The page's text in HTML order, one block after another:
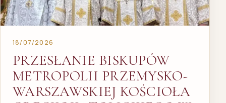
18/07/2026
PRZESŁANIE BISKUPÓW
METROPOLII PRZEMYSKO-
WARSZAWSKIEJ KOŚCIOŁA